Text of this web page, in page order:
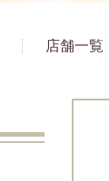
店舗一覧